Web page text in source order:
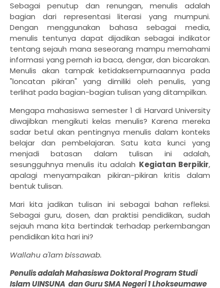
Sebagai penutup dan renungan, menulis adalah
bagian dari representasi literasi yang mumpuni.
Dengan menggunakan bahasa sebagai media,
menulis tentunya dapat dijadikan sebagai indikator
tentang sejauh mana seseorang mampu memahami
informasi yang pernah ia baca, dengar, dan bicarakan.
Menulis akan tampak ketidaksempurnaannya pada
"loncatan pikiran" yang dimiliki oleh penulis, yang
terlihat pada bagian-bagian tulisan yang ditampilkan.
Mengapa mahasiswa semester 1 di Harvard University
diwajibkan mengikuti kelas menulis? Karena mereka
sadar betul akan pentingnya menulis dalam konteks
belajar dan pembelajaran. Satu kata kunci yang
menjadi batasan dalam tulisan ini adalah,
sesungguhnya menulis itu adalah Kegiatan Berpikir,
apalagi menyampaikan pikiran-pikiran kritis dalam
bentuk tulisan.
Mari kita jadikan tulisan ini sebagai bahan refleksi.
Sebagai guru, dosen, dan praktisi pendidikan, sudah
sejauh mana kita bertindak terhadap perkembangan
pendidikan kita hari ini?
Wallahu a'lam bissawab.
Penulis adalah Mahasiswa Doktoral Program Studi
Islam UINSUNA dan Guru SMA Negeri 1 Lhokseumawe